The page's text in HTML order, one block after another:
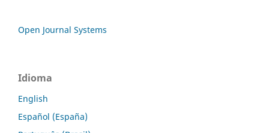
Open Journal Systems
Idioma
English
Español (España)